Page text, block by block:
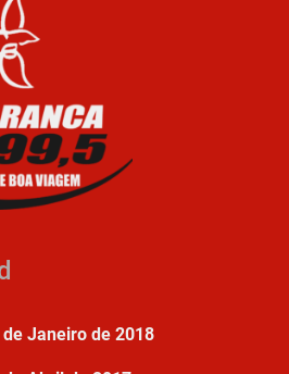
Janeiro de 2018